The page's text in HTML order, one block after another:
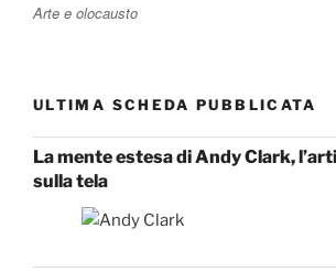
Arte e olocausto
ULTIMA SCHEDA PUBBLICATA
La mente estesa di Andy Clark,
sulla tela